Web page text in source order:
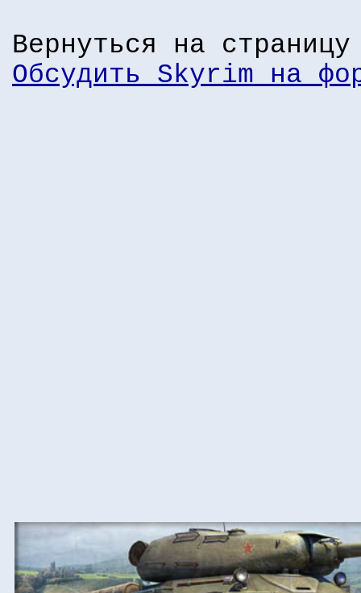
Вернуться на
Обсудить Skyrim на